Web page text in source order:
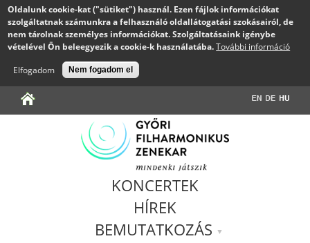
Oldalunk cookie-kat ("sütiket") használ. Ezen fájlok információkat
szolgáltatnak számunkra a felhasználó oldallátogatási szokásairól, de
nem tárolnak személyes információkat. Szolgáltatásaink igénybe
vételével Ön beleegyezik a cookie-k használatába.További információ
Elfogadom
Nem fogadom el
KONCERTEK
HÍREK
BEMUTATKOZÁS